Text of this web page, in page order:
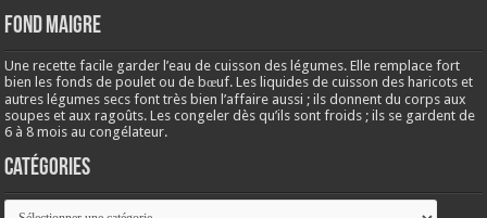
Fond maigre
Une recette facile garder l’eau de cuisson des légumes. Elle remplace fort
bien les fonds de poulet ou de bœuf. Les liquides de cuisson des haricots et
autres légumes secs font très bien l’affaire aussi ; ils donnent du corps aux
soupes et aux ragoûts. Les congeler dès qu’ils sont froids ; ils se gardent de
6 à 8 mois au congélateur.
Catégories
Catégories